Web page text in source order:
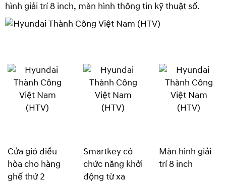
hình giải trí 8 inch, màn hình thông tin kỹ thuật số.
Cửa gió điều
hòa cho hàng
ghế thứ 2
Smartkey có
chức năng khởi
động từ xa
Màn hình giải
trí 8 inch